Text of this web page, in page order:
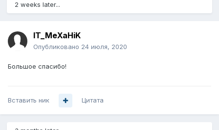
2 weeks later...
IT_MeXaHiK
Опубликовано 24 июля, 2020
Большое спасибо!
Вставить ник Цитата